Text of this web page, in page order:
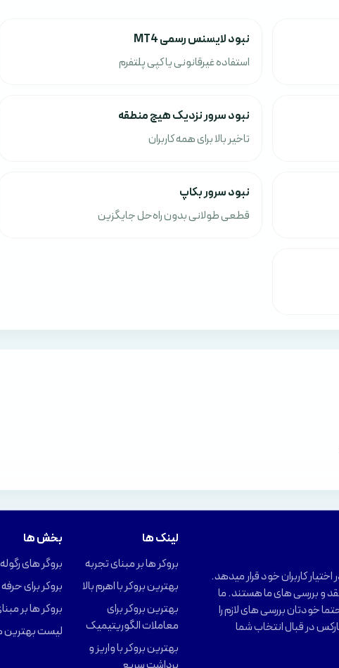
نبود لایسنس رسمی MT4
استفاده غیرقانونی یا کپی پلتفرم
نبود سرور نزدیک هیچ منطقه
تاخیر بالا برای همه کاربران
نبود سرور بکاپ
قطعی طولانی بدون راه‌حل جایگزین
بررسی بیش از 7000 بروکر را در اختیار کاربران خود قرار میدهد.
و بررسی های ما هستند. ما
خودتان بررسی های لازم را
در قبال انتخاب شما
لینک ها
بروکر ها بر مبنای تجربه
بهترین بروکر با اهرم بالا
بهترین بروکر برای
معاملات الگوریتیمیک
بهترین بروکر با واریز و
بخش ها
بروگر های
بروکر برای
بروکر ها بر
لیست بهترین